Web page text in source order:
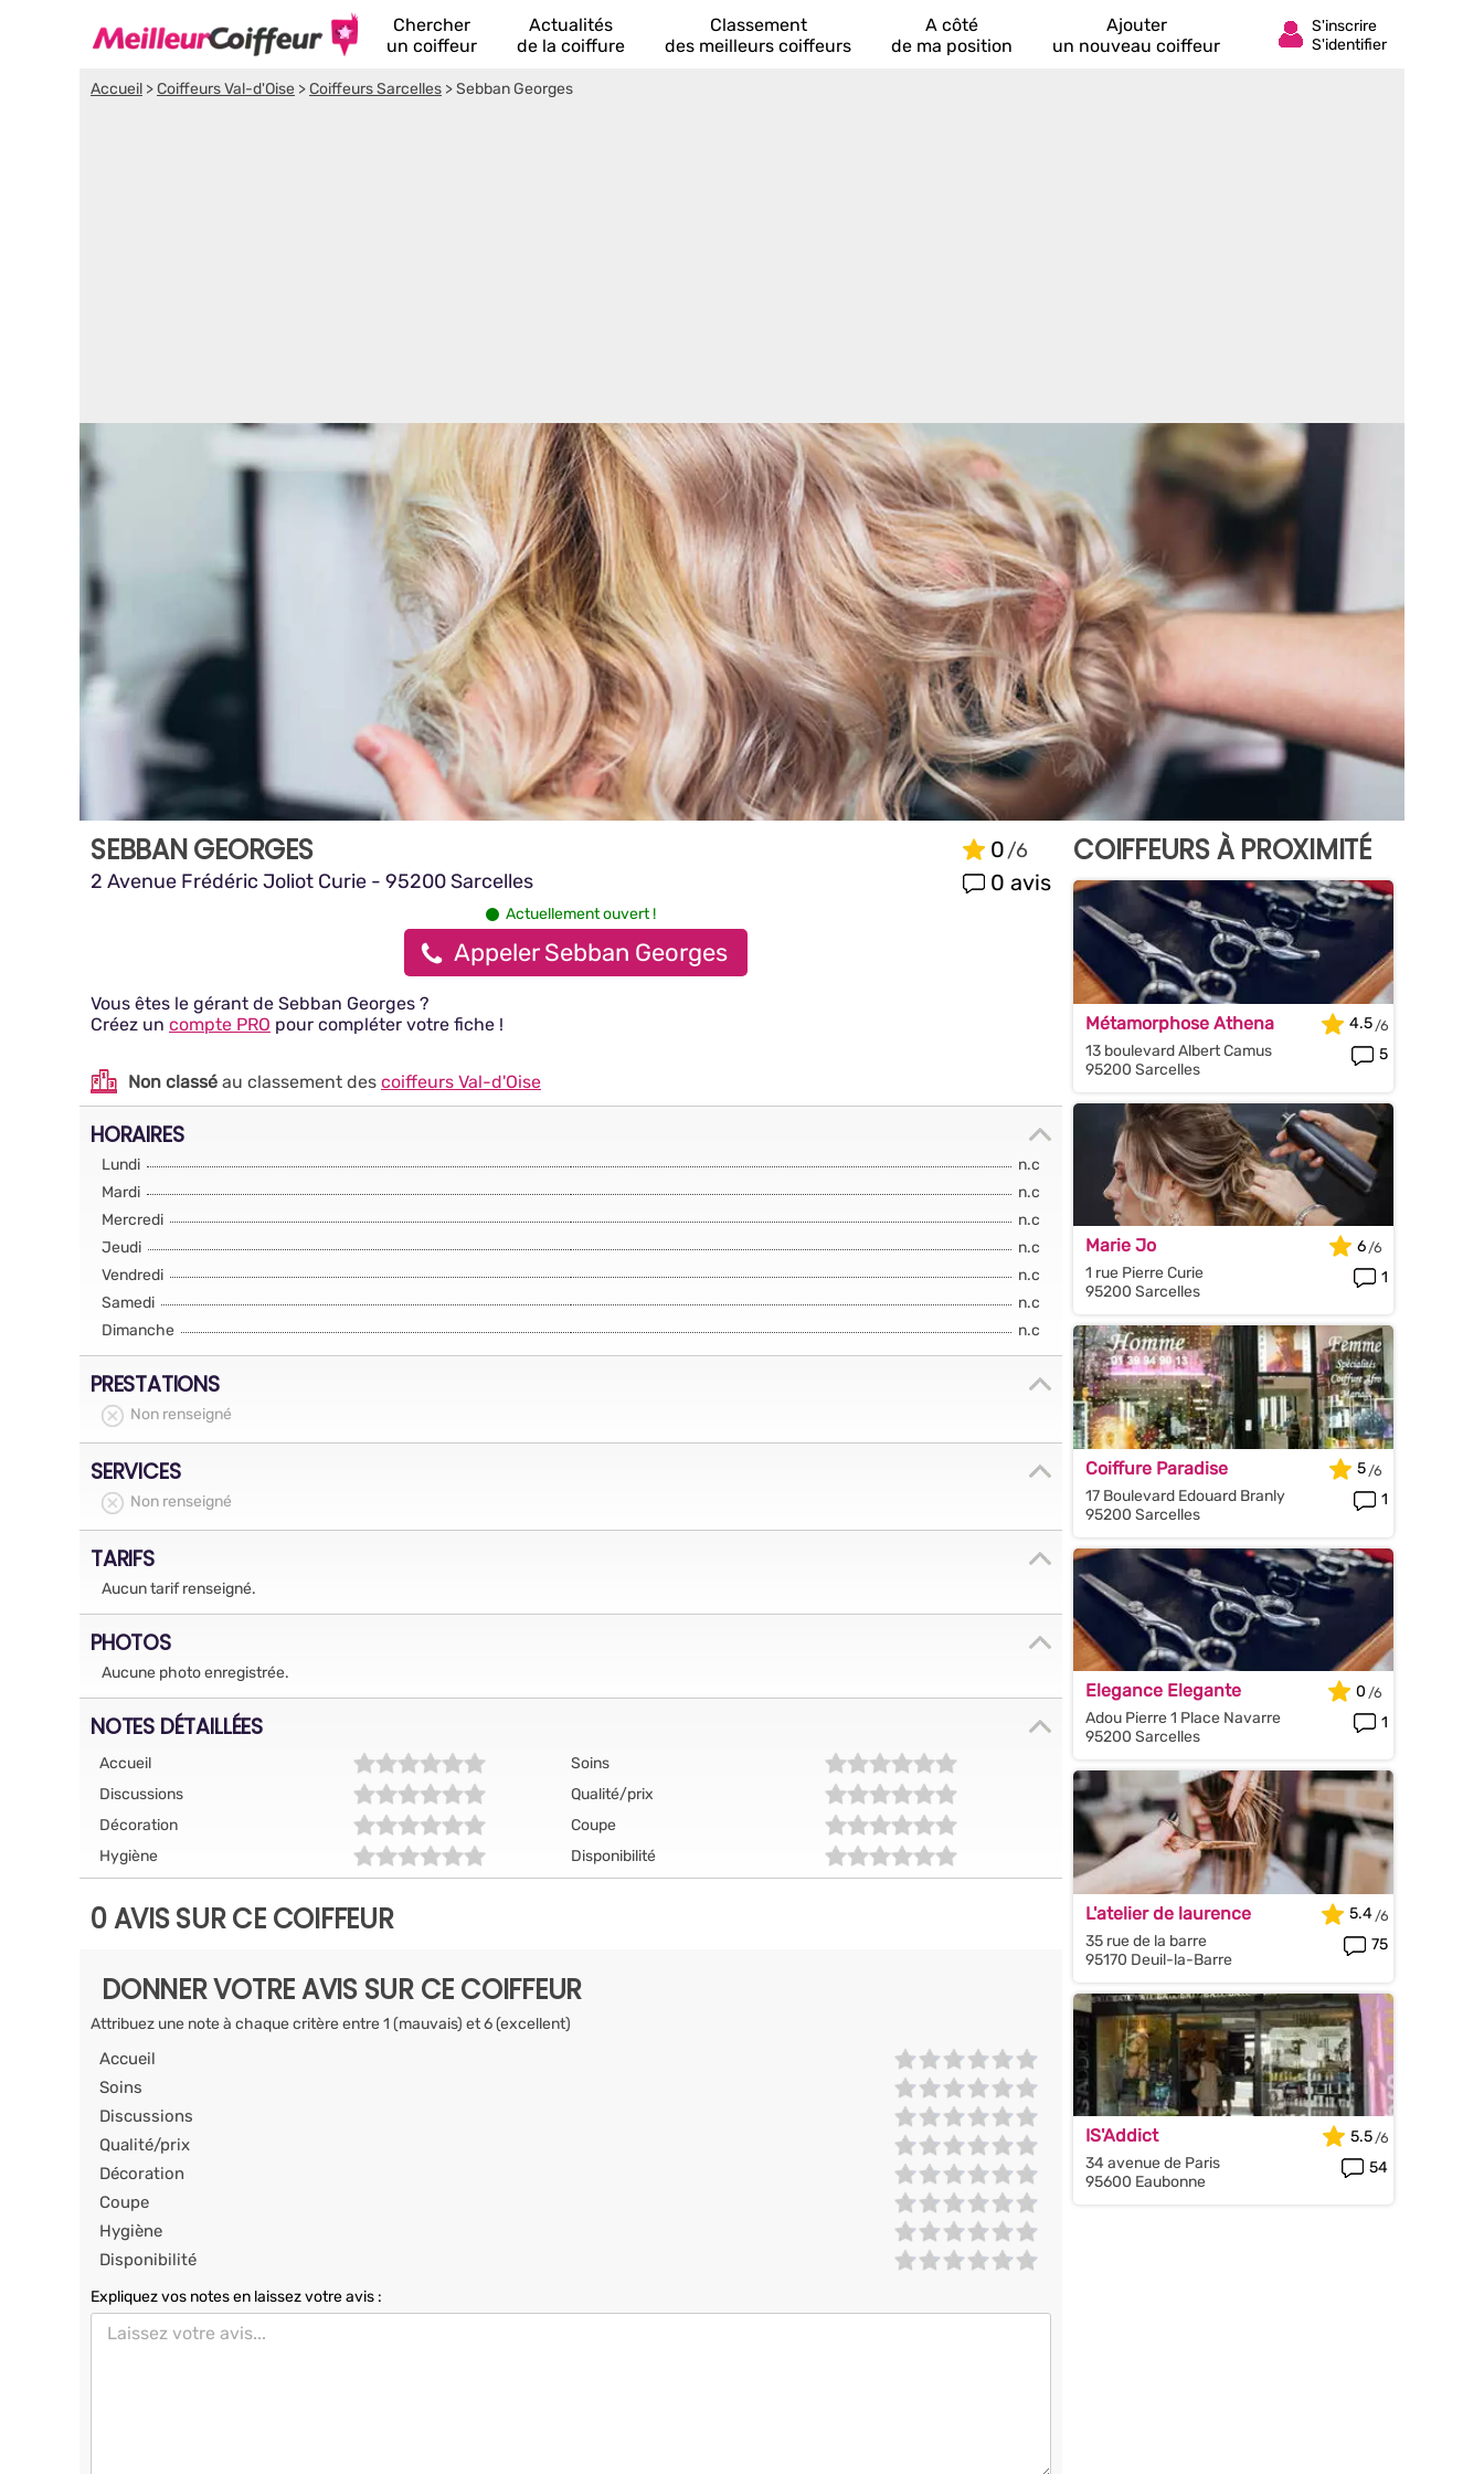
Chercher
un coiffeur
Actualités
de la coiffure
Classement
des meilleurs coiffeurs
A côté
de ma position
Ajouter
un nouveau coiffeur
Accueil >Coiffeurs Val-d'Oise >Coiffeurs Sarcelles >Sebban Georges
SEBBAN GEORGES
2 Avenue Frédéric Joliot Curie - 95200 Sarcelles
0
0 avis
Actuellement ouvert !
Appeler Sebban Georges
Vous êtes le gérant de Sebban Georges ?
Créez un compte PRO pour compléter votre fiche !
Non classé au classement des coiffeurs Val-d'Oise
HORAIRES
Lundi
n.c
Mardi
n.c
Mercredi
n.c
Jeudi
n.c
Vendredi
n.c
Samedi
n.c
Dimanche
n.c
PRESTATIONS
Non renseigné
SERVICES
Non renseigné
TARIFS
Aucun tarif renseigné.
PHOTOS
Aucune photo enregistrée.
NOTES DÉTAILLÉES
Accueil
Soins
Discussions
Qualité/prix
Décoration
Coupe
Hygiène
Disponibilité
0 AVIS SUR CE COIFFEUR
DONNER VOTRE AVIS SUR CE COIFFEUR
Attribuez une note à chaque critère entre 1 (mauvais) et 6 (excellent)
Accueil
Soins
Discussions
Qualité/prix
Décoration
Coupe
Hygiène
Disponibilité
Expliquez vos notes en laissez votre avis :
COIFFEURS À PROXIMITÉ
Métamorphose Athena
13 boulevard Albert Camus
95200 Sarcelles
4.5
5
Marie Jo
1 rue Pierre Curie
95200 Sarcelles
6
1
Coiffure Paradise
17 Boulevard Edouard Branly
95200 Sarcelles
5
1
Elegance Elegante
Adou Pierre 1 Place Navarre
95200 Sarcelles
0
1
L'atelier de laurence
35 rue de la barre
95170 Deuil-la-Barre
5.4
75
IS'Addict
34 avenue de Paris
95600 Eaubonne
5.5
54